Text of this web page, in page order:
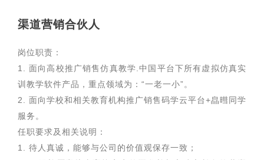
渠道营销合伙人
岗位职责：
1. 面向高校推广销售仿真教学.中国平台下所有虚拟仿真实
训教学软件产品，重点领域为：“一老一小”。
2. 面向学校和相关教育机构推广销售码学云平台+皛暳同学
服务。
任职要求及相关说明：
1. 待人真诚，能够与公司的价值观保存一致；